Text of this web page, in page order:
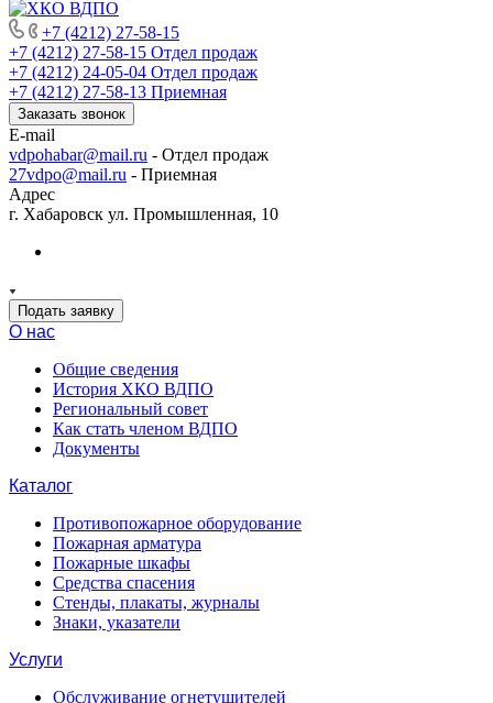
+7 (4212) 27-58-15
+7 (4212) 27-58-15 Отдел продаж
+7 (4212) 24-05-04 Отдел продаж
+7 (4212) 27-58-13 Приемная
Заказать звонок
E-mail
vdpohabar@mail.ru - Отдел продаж
27vdpo@mail.ru - Приемная
Адрес
г. Хабаровск ул. Промышленная, 10
Подать заявку
О нас
Общие сведения
История ХКО ВДПО
Региональный совет
Как стать членом ВДПО
Документы
Каталог
Противопожарное оборудование
Пожарная арматура
Пожарные шкафы
Средства спасения
Стенды, плакаты, журналы
Знаки, указатели
Услуги
Обслуживание огнетушителей